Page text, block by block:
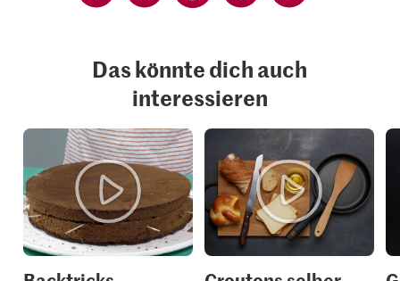
Das könnte dich auch
interessieren